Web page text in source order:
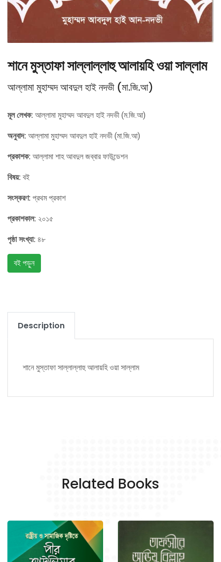
শানে মুস্তাফা সাল্লাল্লাহু আলায়হি ওয়া সাল্লাম
আল্লামা মুহাম্মদ আবদুল হাই নদভী (মা.জি.আ)
মূল লেখক: আল্লামা মুহাম্মদ আবদুল হাই নদভী (ম.জি.আ)
অনুবাদ: আল্লামা মুহাম্মদ আবদুল হাই নদভী (মা.জি.আ)
প্রকাশক: আল্লামা শাহ আবদুল জব্বার ফাউন্ডেশন
বিষয়: বই
সংস্করণ: প্রথম প্রকাশ
প্রকাশকাল: ২০১৫
পৃষ্ঠা সংখ্যা: ৪৮
বই পড়ুন
Description
শানে মুস্তাফা সাল্লাল্লাহু আলায়হি ওয়া সাল্লাম
Related Books